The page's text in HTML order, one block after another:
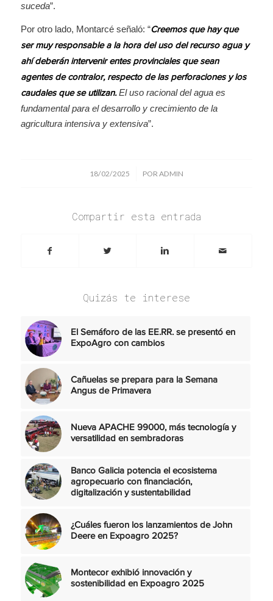
suceda”.
Por otro lado, Montarcé señaló: “Creemos que hay que
ser muy responsable a la hora del uso del recurso agua y
ahí deberán intervenir entes provinciales que sean
agentes de contralor, respecto de las perforaciones y los
caudales que se utilizan.El uso racional del agua es
fundamental para el desarrollo y crecimiento de la
agricultura intensiva y extensiva”.
18/02/2025
/ POR ADMIN
Compartir esta entrada
Quizás te interese
El Semáforo de las EE.RR. se presentó en
ExpoAgro con cambios
Cañuelas se prepara para la Semana
Angus de Primavera
Nueva APACHE 99000, más tecnología y
versatilidad en sembradoras
Banco Galicia potencia el ecosistema
agropecuario con financiación,
digitalización y sustentabilidad
¿Cuáles fueron los lanzamientos de John
Deere en Expoagro 2025?
Montecor exhibió innovación y
sostenibilidad en Expoagro 2025